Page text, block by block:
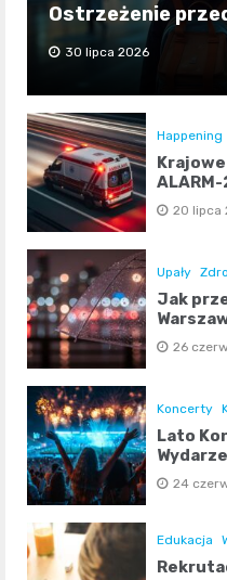
Ostrzeżenie
30 lipca 2026
Happening
20 lipca
Upały
Jak
26
Koncerty
Lato
24
Edukacja